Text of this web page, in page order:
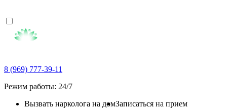
8 (969) 777-39-11
Режим работы: 24/7
Вызвать нарколога на домЗаписаться на прием